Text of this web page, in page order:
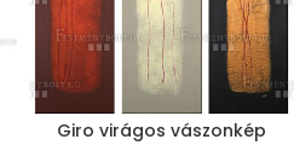
Giro virágos vászonkép